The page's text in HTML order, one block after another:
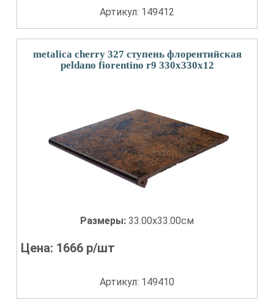
Артикул: 149412
metalica cherry 327 ступень флорентийская
peldano fiorentino r9 330x330x12
Размеры: 33.00x33.00см
Цена: 1666 р/шт
Артикул: 149410